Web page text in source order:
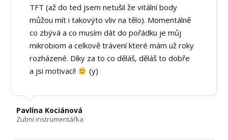
TFT (až do ted jsem netušil že vitální body
můžou mít i takovýto vliv na tělo). Momentálně
co zbývá a co musím dát do pořádku je můj
mikrobiom a celkově trávení které mám už roky
rozházené. Díky za to co děláš, děláš to dobře
a jsi motivací!
(y)
Pavlína Kociánová
Zubní instrumentářka